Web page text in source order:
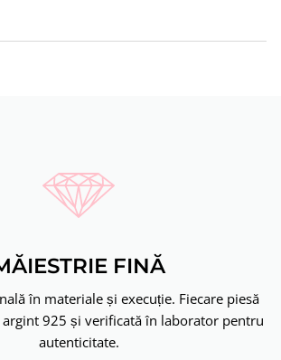
FINĂ
în materiale și execuție. Fiecare piesă
argint 925 și verificată în laborator pentru
autenticitate.